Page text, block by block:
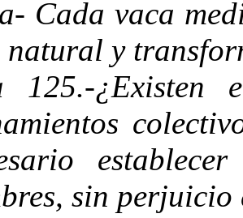
Cada vaca
y
125.-
sin